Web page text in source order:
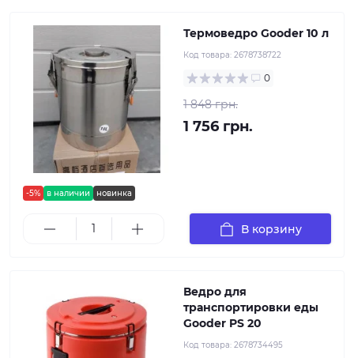
-5% в наличии новинка
Термоведро Gooder 10 л
Код товара: 2678738722
0
1 848 грн.
1 756 грн.
В корзину
Ведро для
транспортировки еды
Gooder PS 20
Код товара: 2678734495